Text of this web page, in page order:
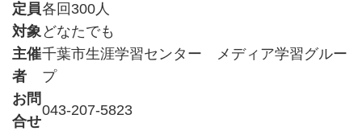
定員各回300人
対象 どなたでも
主催
者
千葉市生涯学習センター メディア学習グルー
プ
お問
合せ
043-207-5823